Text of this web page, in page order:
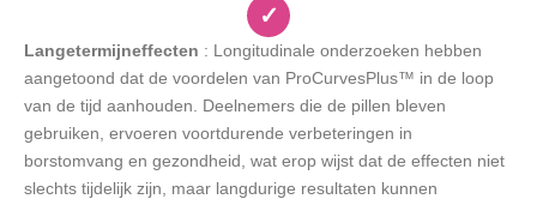
✓
Langetermijneffecten : Longitudinale onderzoeken hebben
aangetoond dat de voordelen van ProCurvesPlus™ in de loop
van de tijd aanhouden. Deelnemers die de pillen bleven
gebruiken, ervoeren voortdurende verbeteringen in
borstomvang en gezondheid, wat erop wijst dat de effecten niet
slechts tijdelijk zijn, maar langdurige resultaten kunnen